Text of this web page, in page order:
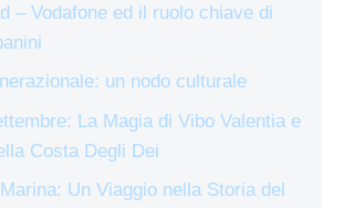
– Vodafone ed il ruolo chiave di
un nodo culturale
La Magia di Vibo Valentia e
Costa Degli Dei
Un Viaggio nella Storia del